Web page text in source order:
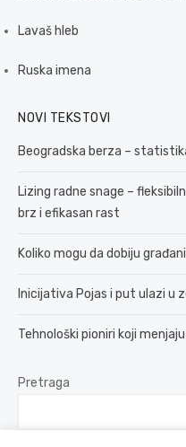
Lavaš hleb
Ruska imena
NOVI TEKSTOVI
Beogradska berza –
Lizing radne snage –
brz i efikasan rast
Koliko mogu da dobiju
Inicijativa Pojas i put ulazi u
Tehnološki pioniri koji
Pretraga